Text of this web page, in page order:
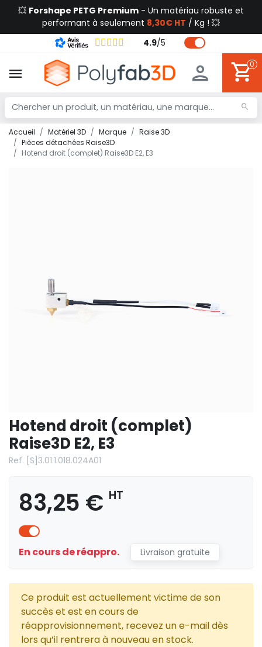
💥 Forshape PETG Premium - Un matériau robuste et
performant à seulement 8,30€ HT / Kg ! 💥
4.9/5
0
Accueil Matériel 3D Marque
Raise 3D
Pièces détachées Raise3D
Hotend droit (complet) Raise3D E2, E3
Hotend droit (complet)
Raise3D E2, E3
Ref. [S]3.01.1.018.024A01
83,25 € HT
En cours de réappro. Livraison gratuite
Ce produit est actuellement victime de son
succès et est en cours de
réapprovisionnement, recevez un e-mail dès
lors qu’il rentrera à nouveau en stock.